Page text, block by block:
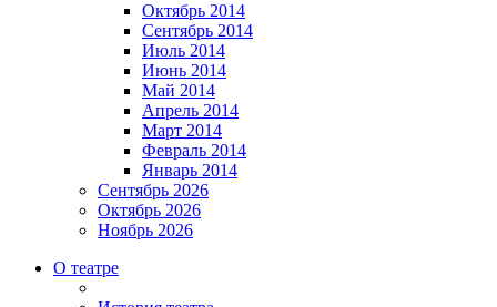
Октябрь 2014
Сентябрь 2014
Июль 2014
Июнь 2014
Май 2014
Апрель 2014
Март 2014
Февраль 2014
Январь 2014
Сентябрь 2026
Октябрь 2026
Ноябрь 2026
О театре